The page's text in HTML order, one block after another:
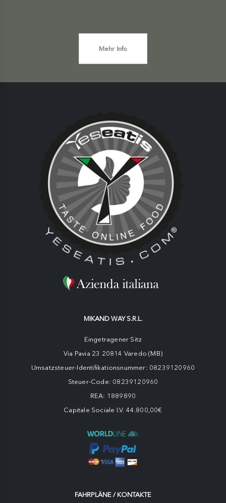
Mehr Info
MIKAND WAY S.R.L.
Eingetragener Sitz
Via Pavia 23 20814 Varedo (MB)
Umsatzsteuer-Identifikationsnummer: 08239120960
Steuer-Code: 08239120960
REA: 1889890
Capitale Sociale I.V. 44.800,00€
FAHRPLÄNE / KONTAKTE